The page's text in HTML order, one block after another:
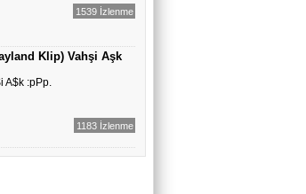
1539 İzlenme
Klip) Vahşi Aşk
A$k :pPp.
1183 İzlenme